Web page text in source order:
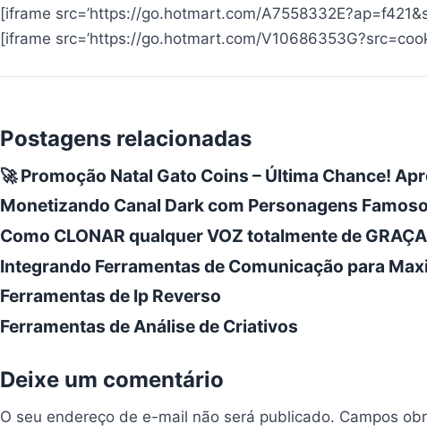
[iframe src=’https://go.hotmart.com/
[iframe src=’https://go.hotmart.com/
Postagens relacionadas
🚀 Promoção Natal Gato Coins – Última Chance!
Monetizando Canal Dark com Personagens
Como CLONAR qualquer VOZ totalmente de
Integrando Ferramentas de Comunicação para
Ferramentas de Ip Reverso
Ferramentas de Análise de Criativos
Deixe um comentário
O seu endereço de e-mail não será publicado. Campos